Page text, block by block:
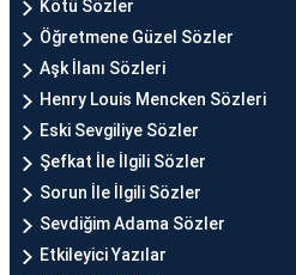
Kötü Sözler
Öğretmene Güzel Sözler
Aşk İlanı Sözleri
Henry Louis Mencken Sözleri
Eski Sevgiliye Sözler
Şefkat İle İlgili Sözler
Sorun İle İlgili Sözler
Sevdiğim Adama Sözler
Etkileyici Yazılar